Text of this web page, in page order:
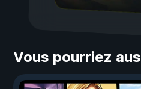
Vous pourriez